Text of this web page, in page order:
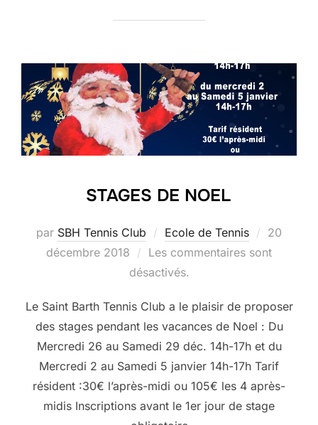
STAGES DE NOEL
par SBH Tennis Club Ecole de Tennis
Publié
le
20
décembre 2018
Les commentaires sont
désactivés.
Le Saint Barth Tennis Club a le plaisir de proposer
des stages pendant les vacances de Noel : Du
Mercredi 26 au Samedi 29 déc. 14h-17h et du
Mercredi 2 au Samedi 5 janvier 14h-17h Tarif
résident :30€ l’après-midi ou 105€ les 4 après-
midis Inscriptions avant le 1er jour de stage